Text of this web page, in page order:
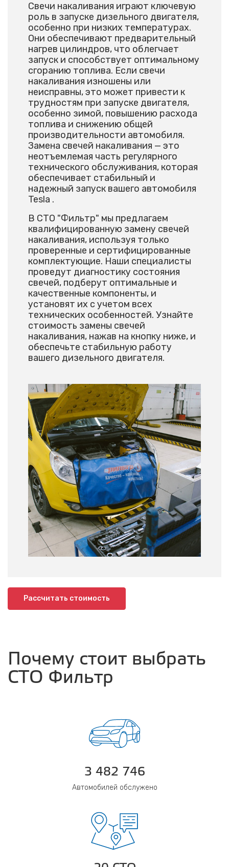
Свечи накаливания играют ключевую
роль в запуске дизельного двигателя,
особенно при низких температурах.
Они обеспечивают предварительный
нагрев цилиндров, что облегчает
запуск и способствует оптимальному
сгоранию топлива. Если свечи
накаливания изношены или
неисправны, это может привести к
трудностям при запуске двигателя,
особенно зимой, повышению расхода
топлива и снижению общей
производительности автомобиля.
Замена свечей накаливания — это
неотъемлемая часть регулярного
технического обслуживания, которая
обеспечивает стабильный и
надежный запуск вашего автомобиля
Tesla .
В СТО "Фильтр" мы предлагаем
квалифицированную замену свечей
накаливания, используя только
проверенные и сертифицированные
комплектующие. Наши специалисты
проведут диагностику состояния
свечей, подберут оптимальные и
качественные компоненты, и
установят их с учетом всех
технических особенностей. Узнайте
стоимость замены свечей
накаливания, нажав на кнопку ниже, и
обеспечьте стабильную работу
вашего дизельного двигателя.
Рассчитать стоимость
Почему стоит выбрать
СТО Фильтр
3 482 746
Автомобилей обслужено